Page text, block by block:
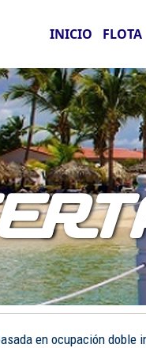
INICIO FLOTA
en ocupación doble